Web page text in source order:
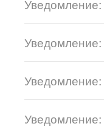
Уведомление:
Уведомление:
Уведомление:
Уведомление: